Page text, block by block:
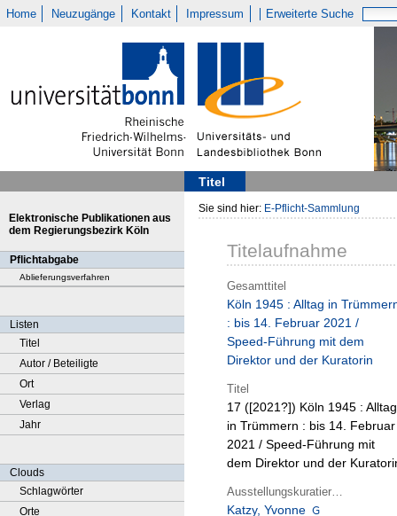
Home Neuzugänge Kontakt Impressum Erweiterte Suche
Titel
Elektronische Publikationen aus
dem Regierungsbezirk Köln
Pflichtabgabe
Ablieferungsverfahren
Listen
Titel
Autor / Beteiligte
Ort
Verlag
Jahr
Clouds
Schlagwörter
Orte
Sie sind hier: E-Pflicht-Sammlung
Titelaufnahme
Gesamttitel
Köln 1945 : Alltag in
: bis 14. Februar 2021 /
Speed-Führung mit dem
Direktor und der Kuratorin
Titel
17 ([2021?]) Köln 1945 : Alltag
in Trümmern : bis 14. Februar
2021 / Speed-Führung mit
dem Direktor und der
Katzy, Yvonne